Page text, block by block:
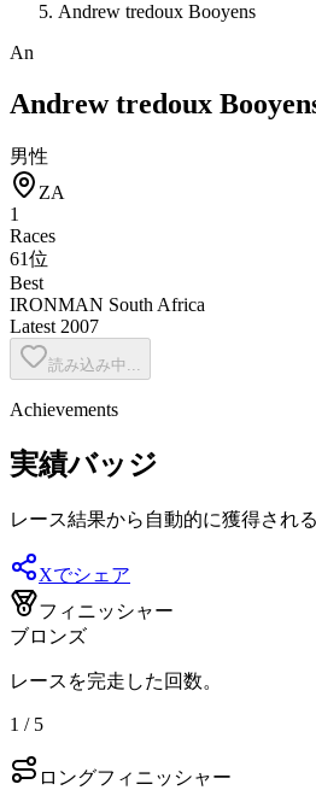
Andrew tredoux Booyens
An
Andrew tredoux
男性
ZA
1
Races
61位
Best
IRONMAN South Africa
Latest 2007
読み込み中...
Achievements
実績バッジ
レース結果から自動的に獲得され
Xでシェア
フィニッシャー
ブロンズ
レースを完走した回数。
1 / 5
ロングフィニッシャー